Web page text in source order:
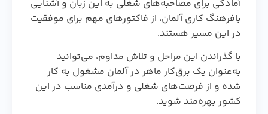
آمادگی برای مصاحبه‌های شغلی به این زبان و آشنایی
بافرهنگ کاری آلمان، از فاکتورهای مهم برای موفقیت
در این مسیر هستند.
با گذراندن این مراحل و تلاش مداوم، می‌توانید
به‌عنوان یک برق‌کار ماهر در آلمان مشغول به کار
شده و از فرصت‌های شغلی و درآمدی مناسب در این
کشور بهره‌مند شوید.